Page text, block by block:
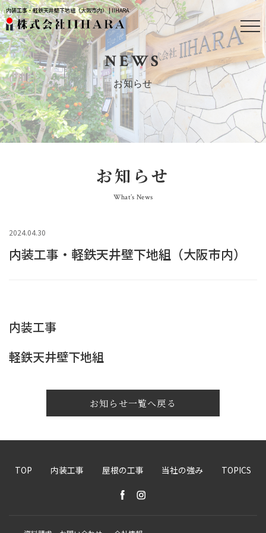
内装工事・軽鉄天井壁下地組（大阪市内） | IIHARA
NEWS
お知らせ
お知らせ
What’s News
2024.04.30
内装工事・軽鉄天井壁下地組（大阪市内）
内装工事
軽鉄天井壁下地組
お知らせ一覧へ戻る
TOP 内装工事 屋根の工事 当社の強み TOPICS